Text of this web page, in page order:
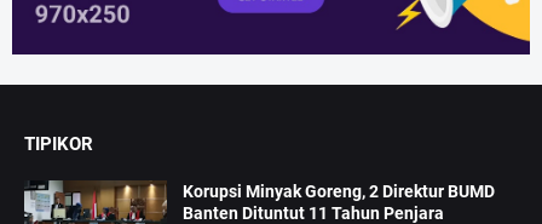
TIPIKOR
Korupsi Minyak Goreng, 2 Direktur BUMD
Banten Dituntut 11 Tahun Penjara